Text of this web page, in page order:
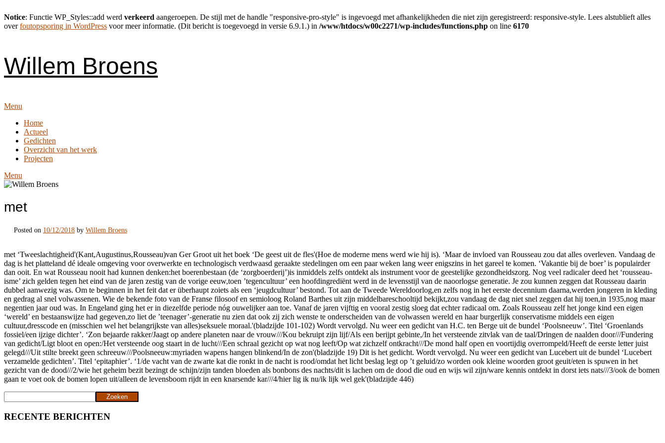
Notice: Functie WP_Styles::add werd verkeerd aangeroepen. De stijl met de handle "responsive-pro-style" is ingevoegd met afhankelijkheden die niet zijn geregistreerd: responsive-style. Lees alstublieft alles
overfoutopsporing in WordPress voor meer informatie. (Dit bericht is toegevoegd in versie 6.9.1.) in /www/htdocs/w00c2271/wp-includes/functions.php on line 6170
Willem Broens
Menu
Home
Actueel
Gedichten
Overzicht van het werk
Projecten
Menu
met
Posted on 10/12/2018 by Willem Broens
met ‘Tweeslachtigheid'(Kant,Augustinus,Rousseau)van Ger Groot uit het boek ‘De geest uit de fles'(Hoe de moderne mens werd wie hij is). ‘Maar de invloed van Rousseau zou dat alles overleven. Vandaag de
dag is het platteland dé ideale omgeving voor overwerkte en technologisch verdwaasd geraakte stedelingen om een paar weken lang weer enigszins in het gareel te komen. ‘Vakantie bij de boer’ is populairder
dan ooit. En wat Rousseau nooit had kunnen denken:het boerenbestaan (de ‘zorgboerderij’)is inmiddels zelfs ontdekt als instrument voor de geestelijke gezondheidszorg. Nog veel radicaler deed het ‘rousseau-
isme’ zich gelden tegen het eind van de jaren zestig van de vorige eeuw,toen ’tegencultuur’ een hoofdingrediënt werd in de levensstijl van de naoorlogse generatie. Je zou kunnen zeggen dat Rousseau daarin
dubbel aanwezig was. Om te beginnen in het feit dat er überhaupt zoiets als een ‘jeugdcultuur’ bestond. Tot aan de Tweede Wereldoorlog,en zelfs nog in het eerste decennium daarna,werden jongeren in kleding
en gedrag al snel volwassenen. Wie de bekende foto van de Franse filosoof en semioloog Roland Barthes uit zijn middelbareschooltijd bekijkt,zou vandaag de dag niet snel zeggen dat hij toen,in 1935,nog maar
negentien jaar oud was. In Engeland ging het er in diezelfde periode nóg ouwelijker aan toe. Vanaf de jaren vijftig en vooral zestig sloeg dat echter radicaal om. Zoals Rousseau zelf het jonge kind een eigen
‘wereld’ en bestaanswijze had gegeven,zo liet de ’teenager’-generatie nu zien dat ook zij zich wenste te onderscheiden van de volwassen wereld en haar burgerlijk conservatisme middels een eigen
cultuur,dresscode en (misschien wel het belangrijkste van alles)seksuele moraal.'(bladzijde 101-102) Wordt vervolgd. Nu weer een gedicht van H.C. ten Berge uit de bundel ‘Poolsneeuw’. Titel ‘Groenlands
fossiel/een ijzige dichter’. ‘Zon bejaarde rakker/Jaagt op andere planeten naar de vrouw///Kou bekruipt zijn lijf/Als een berijpt gebinte,/In het versteende zitvlak van de taal/Dringen de naalden door///Fundering
van gedicht/Ligt bloot en open:/Het versteende oog staart in de lucht///Een schraal gezicht op wat nog leeft/Op wat zichzelf ontkracht///De mond half open en voortijdig overrompeld/Heeft de eerste letter juist
gelegd///Uit stilte breekt geen schreeuw///Poolsneeuw:myriaden wapens hangen blinkend/In de zon'(bladzijde 19) Dit is het gedicht. Wordt vervolgd. Nu weer een gedicht van Lucebert uit de bundel ‘Lucebert
verzamelde gedichten’. Titel ‘epitaphier’. ‘1/de vacht van de zwarte kat die ronkt in de nacht is rood/omdat het licht beslag legt op ’t geluid/zo worden ook kleine woorden groot geuit/eten is spuwen in het
gezicht van de dood///2/wie het geheim bezit bezingt de schijn/zijn tanden bloeden als bonbons des nachts/dit is lachen om de dood die oud en wijs wil zijn/ware kennis ontdekt in dorst iets nats///3/ook de bomen
gaan te voet ook de bomen lopen uit/alleen de levensboom rijdt in een knarsende kar///4/hier lig ik nu/ik lijk wel gek'(bladzijde 446)
Zoeken
RECENTE BERICHTEN